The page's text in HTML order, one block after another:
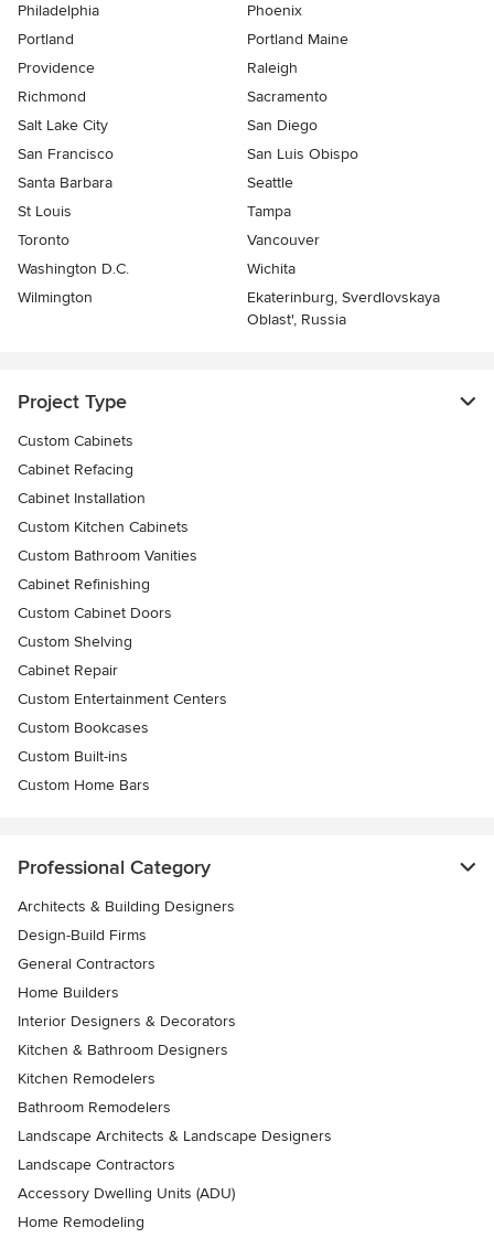
Philadelphia
Phoenix
Portland
Portland Maine
Providence
Raleigh
Richmond
Sacramento
Salt Lake City
San Diego
San Francisco
San Luis Obispo
Santa Barbara
Seattle
St Louis
Tampa
Toronto
Vancouver
Washington D.C.
Wichita
Wilmington
Ekaterinburg, Sverdlovskaya
Oblast', Russia
Project Type
Custom Cabinets
Cabinet Refacing
Cabinet Installation
Custom Kitchen Cabinets
Custom Bathroom Vanities
Cabinet Refinishing
Custom Cabinet Doors
Custom Shelving
Cabinet Repair
Custom Entertainment Centers
Custom Bookcases
Custom Built-ins
Custom Home Bars
Professional Category
Architects & Building Designers
Design-Build Firms
General Contractors
Home Builders
Interior Designers & Decorators
Kitchen & Bathroom Designers
Kitchen Remodelers
Bathroom Remodelers
Landscape Architects & Landscape Designers
Landscape Contractors
Accessory Dwelling Units (ADU)
Home Remodeling